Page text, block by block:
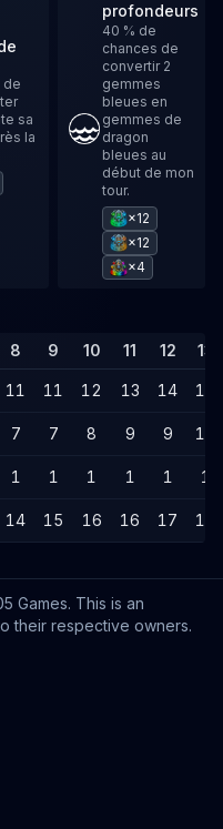
de
sa
la
profondeurs
40 % de
chances de
convertir 2
gemmes
bleues en
gemmes de
dragon
bleues au
début de mon
tour.
×12
×12
×4
8 9 10 11 12 13
11 11 12 13 14 14
7 7 8 9 9 10
1 1 1 1 1 1
14 15 16 16 17 18
Games. This is an
their respective owners.